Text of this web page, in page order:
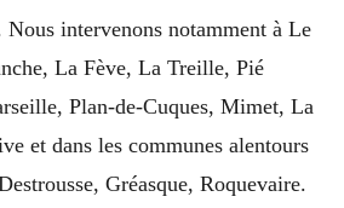
intervenons notamment à Le
La Fève, La Treille, Pié
Plan-de-Cuques, Mimet, La
et dans les communes alentours
Gréasque, Roquevaire.